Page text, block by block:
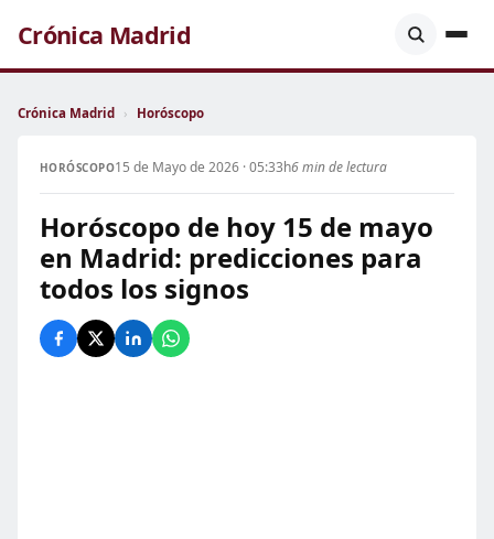
Crónica Madrid
Crónica Madrid › Horóscopo
HORÓSCOPO15 de Mayo de 2026 · 05:33h6 min de lectura
Horóscopo de hoy 15 de mayo
en Madrid: predicciones para
todos los signos